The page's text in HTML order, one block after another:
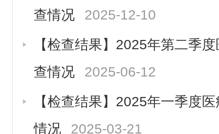
查情况
2025-12-10
【检查结果】2025年第二季
查情况
2025-06-12
【检查结果】2025年一季度
情况
2025-03-21